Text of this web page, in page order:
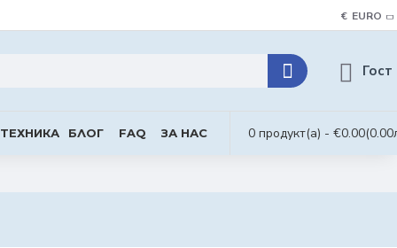
€ EURO
Гост
ТЕХНИКА БЛОГ FAQ ЗА НАС 0 продукт(а) - €0.00